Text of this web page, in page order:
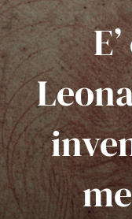
Chi Sono
Gallerie
Il mio Blog
Shop
Testimonianze